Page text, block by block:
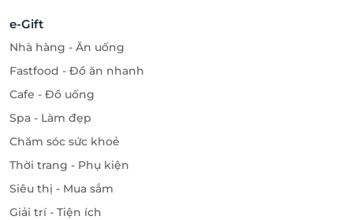
e-Gift
Nhà hàng - Ăn uống
Fastfood - Đồ ăn nhanh
Cafe - Đồ uống
Spa - Làm đẹp
Chăm sóc sức khoẻ
Thời trang - Phụ kiện
Siêu thị - Mua sắm
Giải trí - Tiện ích